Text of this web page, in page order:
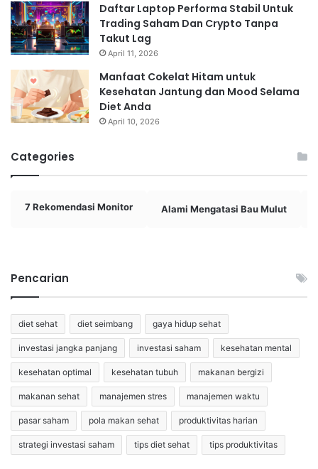
Daftar Laptop Performa Stabil Untuk
Trading Saham Dan Crypto Tanpa
Takut Lag
April 11, 2026
Manfaat Cokelat Hitam untuk
Kesehatan Jantung dan Mood Selama
Diet Anda
April 10, 2026
Categories
7 Rekomendasi Monitor Alami Mengatasi Bau Mulut
Pencarian
diet sehat diet seimbang gaya hidup sehat
investasi jangka panjang investasi saham kesehatan mental
kesehatan optimal kesehatan tubuh makanan bergizi
makanan sehat manajemen stres manajemen waktu
pasar saham pola makan sehat produktivitas harian
strategi investasi saham tips diet sehat tips produktivitas